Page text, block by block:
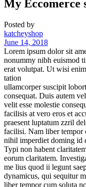
My Eccomerce
Posted by
katcheyshop
June 14, 2018
Lorem ipsum dolor sit
nonummy nibh euismod
erat volutpat. Ut wisi
tation
ullamcorper suscipit
consequat. Duis autem
velit esse molestie
facilisis at vero eros et
praesent luptatum zzril
facilisi. Nam liber tempor
nihil imperdiet doming id
Typi non habent
eorum claritatem.
me lius quod ii legunt
dynamicus, qui sequitur
liber tempor cum soluta